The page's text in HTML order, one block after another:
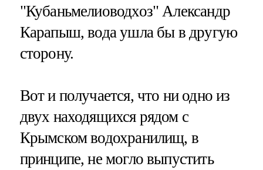
"Кубаньмелиоводхоз" Александр
Карапыш, вода ушла бы в другую
сторону.
Вот и получается, что ни одно из
двух находящихся рядом с
Крымском водохранилищ, в
принципе, не могло выпустить